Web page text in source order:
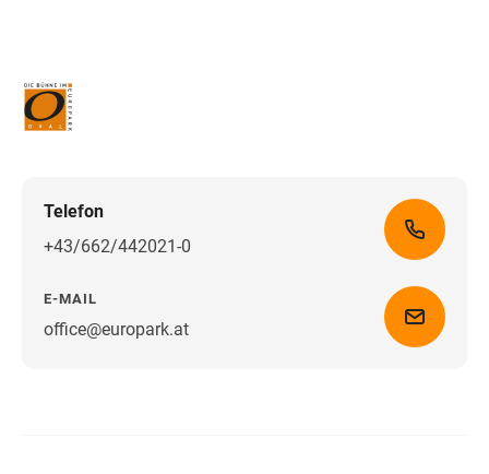
Telefon
+43/662/442021-0
E-MAIL
office@europark.atWegbeschreibung erhalten